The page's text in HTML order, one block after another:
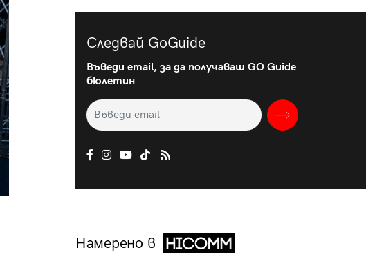
Следвай GoGuide
Въведи email, за да получаваш GO Guide
бюлетин
Намерено в